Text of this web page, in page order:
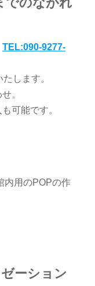
TEL:090-9277-
します。
。
可能です。
内用のPOPの作
ーション